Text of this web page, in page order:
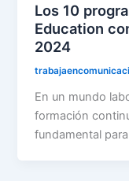
Los 10
Education
2024
En un mundo
formación
fundamental